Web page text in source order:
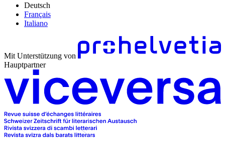
Deutsch
Français
Italiano
Mit Unterstützung von
Hauptpartner